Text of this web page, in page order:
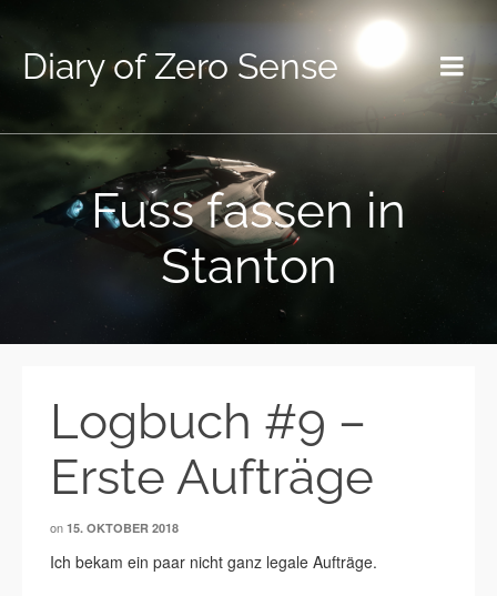
Diary of Zero Sense
Fuss fassen in
Stanton
Logbuch #9 –
Erste Aufträge
on 15. OKTOBER 2018
Ich bekam ein paar nicht ganz legale Aufträge.